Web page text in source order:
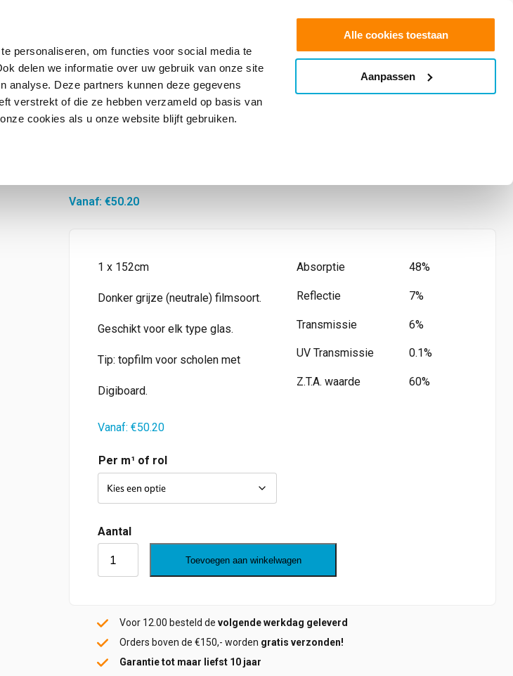
personaliseren, om functies voor social media te
delen we informatie over uw gebruik van onze site
analyse. Deze partners kunnen deze gegevens
verstrekt of die ze hebben verzameld op basis van
cookies als u onze website blijft gebruiken.
Alle cookies toestaan
Aanpassen
Offerte aanvragen
info@glasfolie.nl
Vanaf: €50.20
1 x 152cm
Donker grijze (neutrale) filmsoort.
Geschikt voor elk type glas.
Tip: topfilm voor scholen met
Digiboard.
Absorptie 48%
Reflectie 7%
Transmissie 6%
UV Transmissie 0.1%
Z.T.A. waarde 60%
Vanaf: €50.20
Per m¹ of rol
donkergrijs
aantal
Toevoegen aan winkelwagen
Voor 12.00 besteld de volgende werkdag geleverd
Orders boven de €150,- worden gratis verzonden!
Garantie tot maar liefst 10 jaar